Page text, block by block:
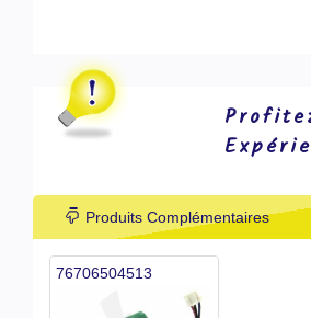
Produits Complémentaires
76706504513